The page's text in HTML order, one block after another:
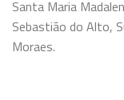
Santa Maria
Sebastião do Alto,
Moraes.